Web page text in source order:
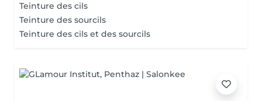
Teinture des cils
Teinture des sourcils
Teinture des cils et des sourcils